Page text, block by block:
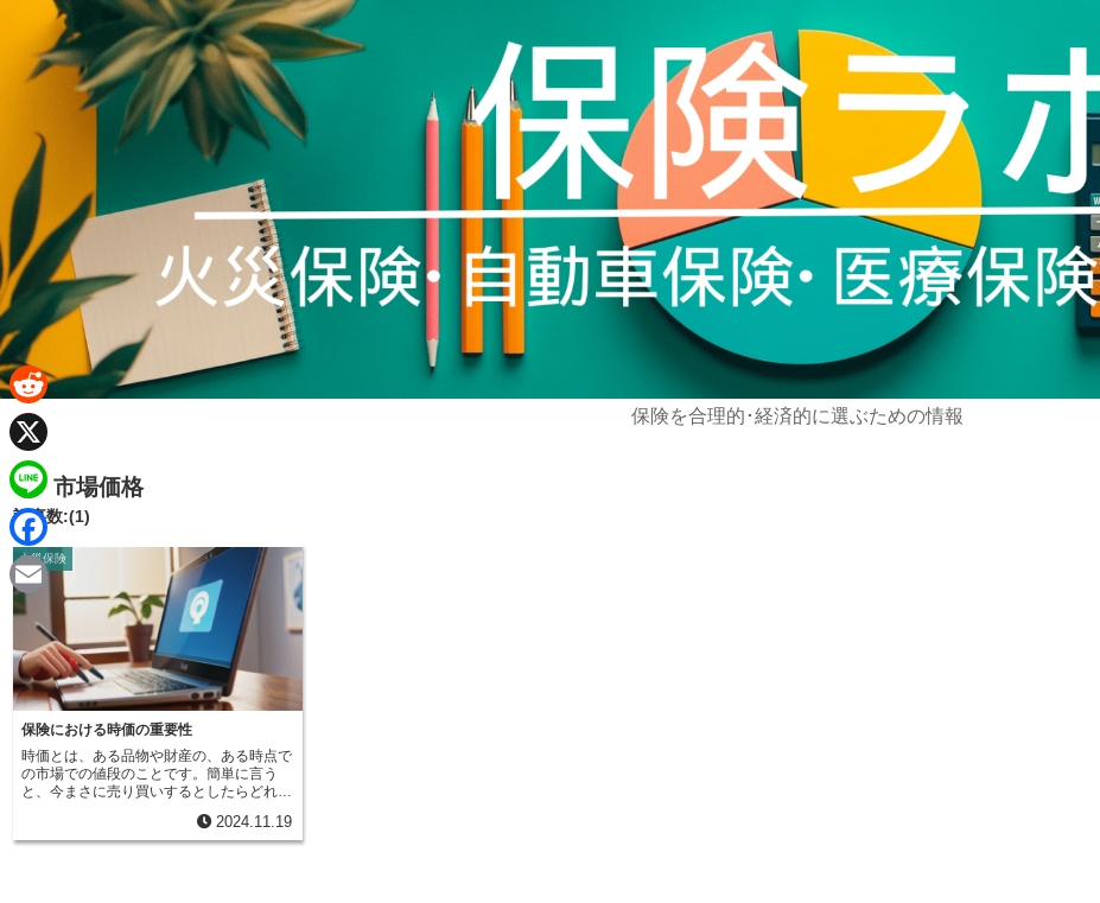
保険を合理的･経済的に選ぶための情報
市場価格
記事数:(1)
火災保険
保険における時価の重要性
時価とは、ある品物や財産の、ある時点で
の市場での値段のことです。簡単に言う
と、今まさに売り買いするとしたらどれく
れは、売りたい人と買いたい人の数の関係
によって常に変わり、昨日と今日で値段が
2024.11.19
R
e
d
d
i
t
X
L
n
F
a
e
b
E
m
a